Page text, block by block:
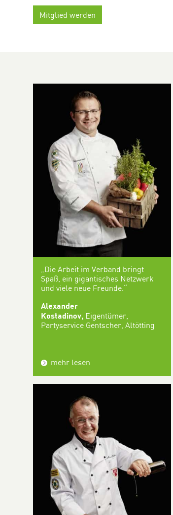
Mitglied werden
„Die Arbeit im Verband bringt
Spaß, ein gigantisches Netzwerk
und viele neue Freunde.“
Alexander
Kostadinov, Eigentümer,
Partyservice Gentscher, Altötting
mehr lesen